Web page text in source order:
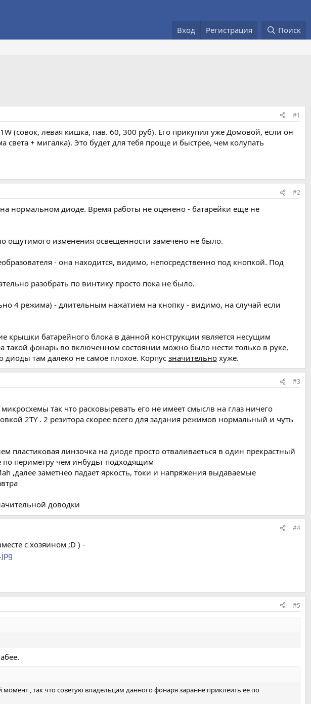
Вход Регистрация Поиск
#1
(совок, левая кишка, пав. 60, 300 руб). Его прикупил уже Домовой, если он
+ мигалка). Это будет для тебя проще и быстрее, чем колупать
#2
нормальном диоде. Время работы не оценено - батарейки еще не
ощутимого изменения освещенности замечено не было.
- она находится, видимо, непосредственно под кнопкой. Под
разобрать по винтику просто пока не было.
4 режима) - длительным нажатием на кнопку - видимо, на случай если
крышки батарейного блока в данной конструкции является несущим
такой фонарь во включенном состоянии можно было нести только в руке,
там далеко не самое плохое. Корпус значительно хуже.
#3
так что расковыревать его не имеет смыслв на глаз ничего
2TY . 2 резитора скорее всего для задания режимов нормальный и чуть
линзочка на диоде просто отваливаеться в один прекрастный
по периметру чем инбудьт подходящим
,далее заметнео падает яркость, токи и напряжения выдаваемые
доводки
#4
с хозяином ;D ) -
#5
, так что советую владельцам данного фонаря заранне приклеить ее по